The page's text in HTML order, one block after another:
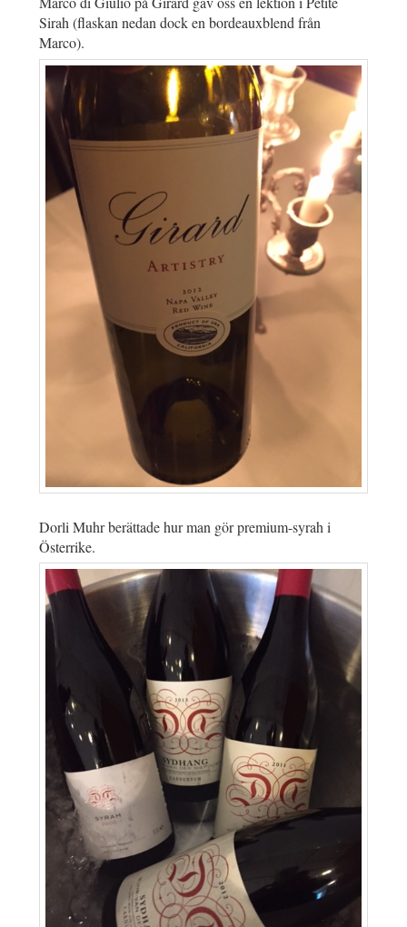
Sirah (flaskan nedan dock en bordeauxblend från
Marco).
Dorli Muhr berättade hur man gör premium-syrah i
Österrike.